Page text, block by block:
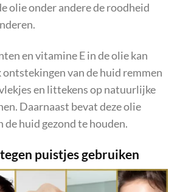
olie onder andere de roodheid
en vitamine E in de olie kan
van de huid remmen
en littekens op natuurlijke
Daarnaast bevat deze olie
huid gezond te houden.
puistjes gebruiken